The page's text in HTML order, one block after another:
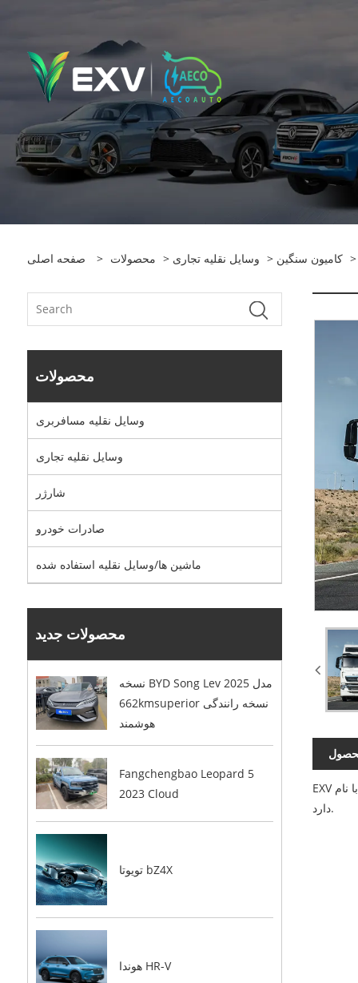
صفحه اصلی > محصولات > وسایل نقلیه تجاری > کامیون سنگین
محصولات
وسایل نقلیه مسافربری
وسایل نقلیه تجاری
شارژر
صادرات خودرو
ماشین ها/وسایل نقلیه استفاده شده
محصولات جدید
نسخه BYD Song Lev 2025 مدل
662kmsuperior نسخه رانندگی
هوشمند
Fangchengbao Leopard 5
2023 Cloud
تویوتا bZ4X
هوندا HR-V
EXV که با نام Aecoauto نیز شناخته می‌شود، به عنوان تامین‌کننده در چین فعالیت می‌کند و انواع خودروها را ارائه می‌کند که HOWO-T7H در میان آن‌ها قرار
دارد.